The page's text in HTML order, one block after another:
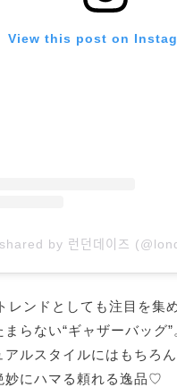
View this post on
by 런던데이즈
レンドとしても注目を集
まらない“ギャザーバッグ
アルスタイルにはもちろ
妙にハマる頼れる逸品♡